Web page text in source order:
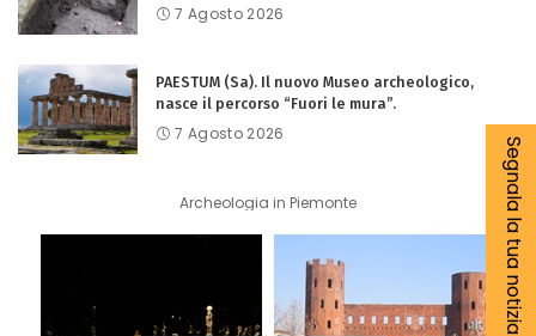
7 Agosto 2026
PAESTUM (Sa). Il nuovo Museo archeologico,
nasce il percorso “Fuori le mura”.
7 Agosto 2026
Archeologia in Piemonte Segnala la tua notizia